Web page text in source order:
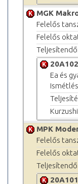
MGK
Felelős
Felelős
Ea és
MPK
Felelős
Felelős